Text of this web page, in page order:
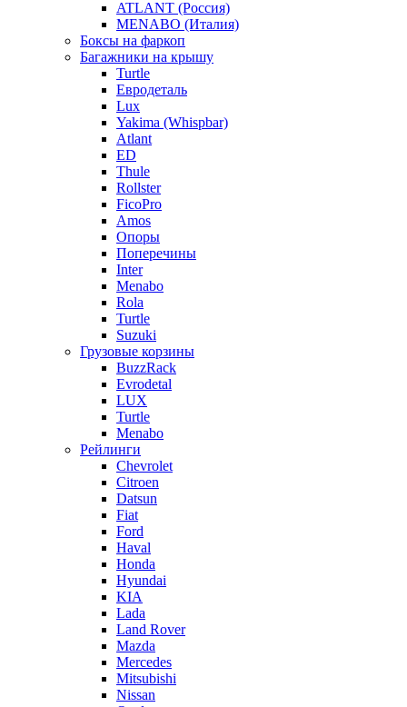
ATLANT (Россия)
MENABO (Италия)
Боксы на фаркоп
Багажники на крышу
Turtle
Евродеталь
Lux
Yakima (Whispbar)
Atlant
ED
Thule
Rollster
FicoPro
Amos
Опоры
Поперечины
Inter
Menabo
Rola
Turtle
Suzuki
Грузовые корзины
BuzzRack
Evrodetal
LUX
Turtle
Menabo
Рейлинги
Chevrolet
Citroen
Datsun
Fiat
Ford
Haval
Honda
Hyundai
KIA
Lada
Land Rover
Mazda
Mercedes
Mitsubishi
Nissan